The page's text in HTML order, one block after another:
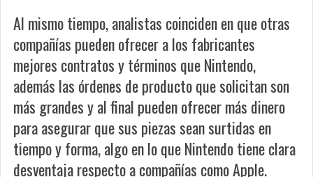
Al mismo tiempo, analistas coinciden en que otras
compañías pueden ofrecer a los fabricantes
mejores contratos y términos que Nintendo,
además las órdenes de producto que solicitan son
más grandes y al final pueden ofrecer más dinero
para asegurar que sus piezas sean surtidas en
tiempo y forma, algo en lo que Nintendo tiene clara
desventaja respecto a compañías como Apple.